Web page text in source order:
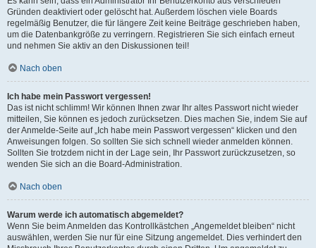
Gründen deaktiviert oder gelöscht hat. Außerdem löschen viele Boards
regelmäßig Benutzer, die für längere Zeit keine Beiträge geschrieben haben,
um die Datenbankgröße zu verringern. Registrieren Sie sich einfach erneut
und nehmen Sie aktiv an den Diskussionen teil!
Nach oben
Ich habe mein Passwort vergessen!
Das ist nicht schlimm! Wir können Ihnen zwar Ihr altes Passwort nicht wieder
mitteilen, Sie können es jedoch zurücksetzen. Dies machen Sie, indem Sie auf
der Anmelde-Seite auf „Ich habe mein Passwort vergessen“ klicken und den
Anweisungen folgen. So sollten Sie sich schnell wieder anmelden können.
Sollten Sie trotzdem nicht in der Lage sein, Ihr Passwort zurückzusetzen, so
wenden Sie sich an die Board-Administration.
Nach oben
Warum werde ich automatisch abgemeldet?
Wenn Sie beim Anmelden das Kontrollkästchen „Angemeldet bleiben“ nicht
auswählen, werden Sie nur für eine Sitzung angemeldet. Dies verhindert den